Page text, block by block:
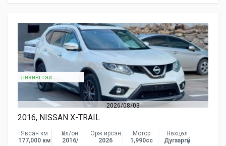
2026/08/03
лизингтэй
2016, NISSAN X-TRAIL
Явсан км
177,000 км
Үйл/он
2016/
Орж ирсэн
2026
Мотор
1,990сс
Нөхцөл
Дугааргүй